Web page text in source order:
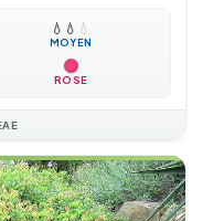
💧 💧 💧
MOYEN
ROSE